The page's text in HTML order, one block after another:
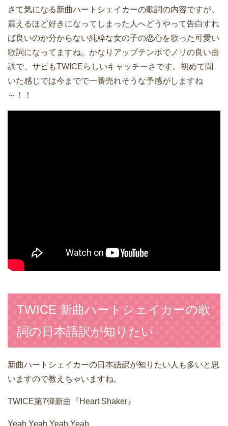
さて気になる新曲ハートシェイカーの歌詞の内容ですが、
震えるほど好きになってしまった人へどうやって告白すれ
ば良いのか分からない純粋な女の子の恋心を歌った可愛い
歌詞になってますね。かなりアップテンポでノリの良い曲
調で、サビもTWICEらしいキャッチーさです。初めて聞
いた感じでは今までで一番売れそうな予感がしますね
～！！
TWICE 新曲ハートシェイカーの歌
詞の日本語訳が知りたい
新曲ハートシェイカーの日本語訳が知りたい人も多いと思
いますので教えちゃいますね。
TWICE第7弾新曲『Heart Shaker』
Yeah Yeah Yeah Yeah